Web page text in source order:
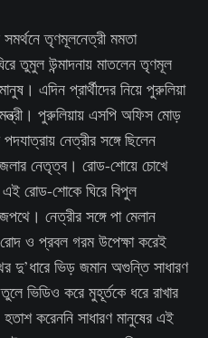
সমর্থনে তৃণমূলনেত্রী মমতা
তুমুল উন্মাদনায় মাতলেন তৃণমূল
এদিন প্রার্থীদের নিয়ে পুরুলিয়া
পুরুলিয়ায় এসপি অফিস মোড়
নেত্রীর সঙ্গে ছিলেন
নেতৃত্ব। রোড-শোয়ে চোখে
রোড-শোকে ঘিরে বিপুল
নেত্রীর সঙ্গে পা মেলান
ও প্রবল গরম উপেক্ষা করেই
দু’ধারে ভিড় জমান অগুন্তি সাধারণ
ভিডিও করে মুহূর্তকে ধরে রাখার
করেননি সাধারণ মানুষের এই